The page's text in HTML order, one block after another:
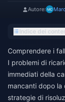
Autore:
Indice dei
Comprendere i
I problemi di
immediati della
mancanti dopo la
strategie di